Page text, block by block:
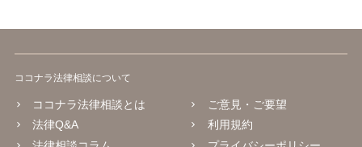
ココナラ法律相談について
ココナラ法律相談とは
法律Q&A
ご意見・ご要望
利用規約